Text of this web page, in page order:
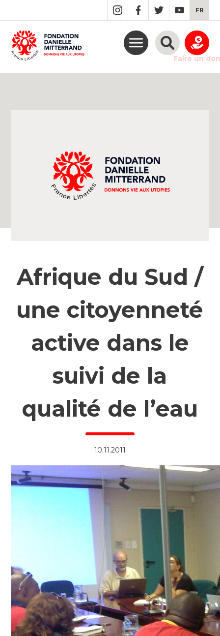
MAIN
CONTENT
FR
Faire un don
Afrique du Sud /
une citoyenneté
active dans le
suivi de la
qualité de l’eau
10.11.2011